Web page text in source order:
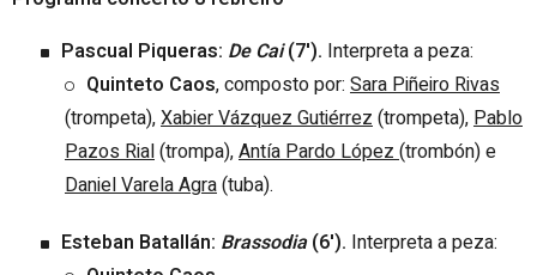
Pascual Piqueras: De Cai(7'). Interpreta a peza:
Quinteto Caos, composto por: Sara Piñeiro Rivas
(trompeta),Xabier Vázquez Gutiérrez(trompeta),Pablo
Pazos Rial(trompa),Antía Pardo López(trombón) e
Daniel Varela Agra(tuba).
Esteban Batallán: Brassodia(6'). Interpreta a peza: